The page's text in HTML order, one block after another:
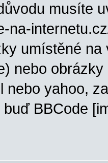
musíte
na-
umístěné
nebo
nebo yahoo,
BBCode